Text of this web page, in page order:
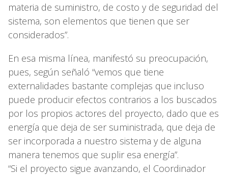
materia de suministro, de costo y de seguridad del
sistema, son elementos que tienen que ser
considerados”.
En esa misma línea, manifestó su preocupación,
pues, según señaló “vemos que tiene
externalidades bastante complejas que incluso
puede producir efectos contrarios a los buscados
por los propios actores del proyecto, dado que es
energía que deja de ser suministrada, que deja de
ser incorporada a nuestro sistema y de alguna
manera tenemos que suplir esa energía”.
“Si el proyecto sigue avanzando, el Coordinador